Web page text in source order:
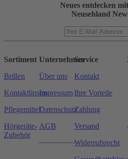
Neues entdecken
Neusehland
Sortiment
Brillen
Kontaktlinsen
Pflegemittel
Hörgeräte-
Zubehör
Unternehmen
Über uns
Impressum
Datenschutz
AGB
Service
Kontakt
Ihre Vorteile
Zahlung
Versand
Widerrufsrecht